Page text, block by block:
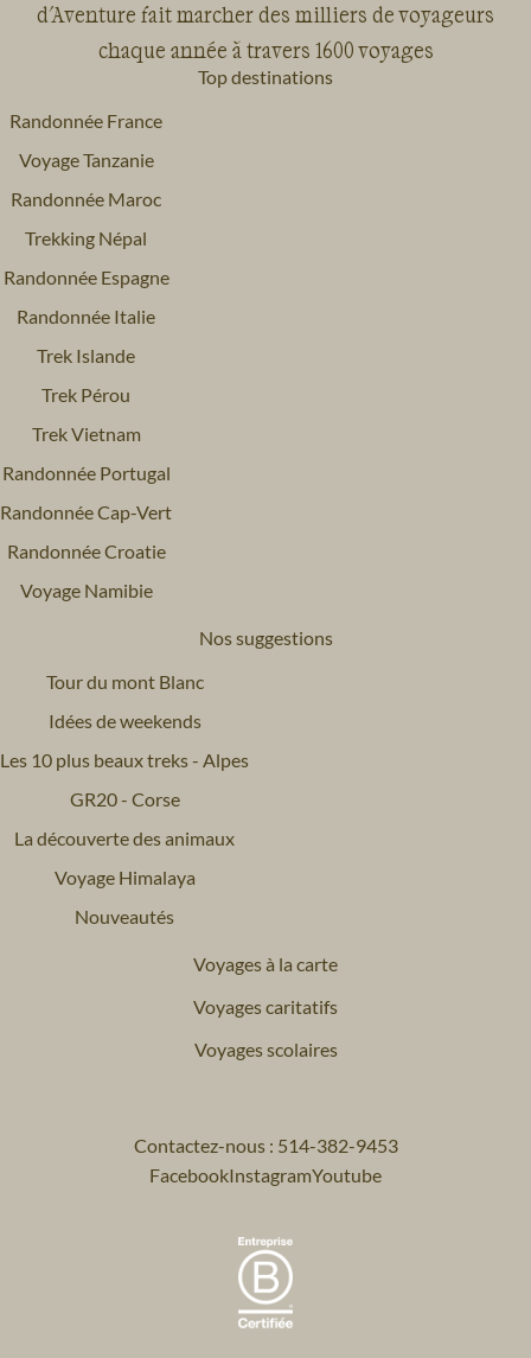
d'Aventure fait marcher des milliers de voyageurs
chaque année à travers 1600 voyages
Top destinations
Randonnée France
Voyage Tanzanie
Randonnée Maroc
Trekking Népal
Randonnée Espagne
Randonnée Italie
Trek Islande
Trek Pérou
Trek Vietnam
Randonnée Portugal
Randonnée Cap-Vert
Randonnée Croatie
Voyage Namibie
Nos suggestions
Tour du mont Blanc
Idées de weekends
Les 10 plus beaux treks - Alpes
GR20 - Corse
La découverte des animaux
Voyage Himalaya
Nouveautés
Voyages à la carte
Voyages caritatifs
Voyages scolaires
Contactez-nous : 514-382-9453
FacebookInstagramYoutube